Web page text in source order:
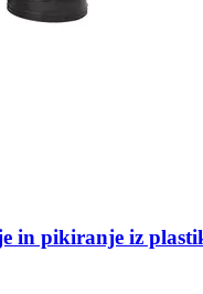
in pikiranje iz